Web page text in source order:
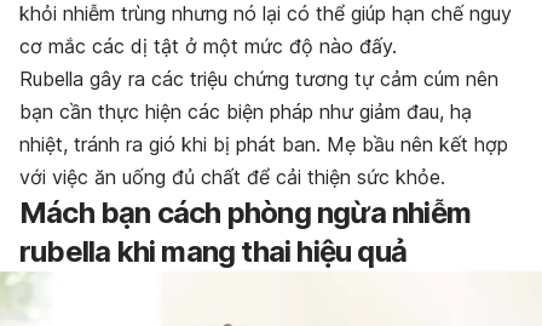
khỏi nhiễm trùng nhưng nó lại có thể giúp hạn chế nguy
cơ mắc các dị tật ở một mức độ nào đấy.
Rubella gây ra các triệu chứng tương tự cảm cúm nên
bạn cần thực hiện các biện pháp như giảm đau, hạ
nhiệt, tránh ra gió khi bị phát ban. Mẹ bầu nên kết hợp
với việc ăn uống đủ chất để cải thiện sức khỏe.
Mách bạn cách phòng ngừa nhiễm
rubella khi mang thai hiệu quả